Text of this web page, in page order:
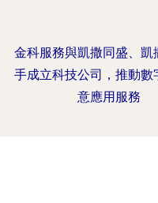
金科服務與凱撒同盛、凱
手成立科技公司，推動數
意應用服務